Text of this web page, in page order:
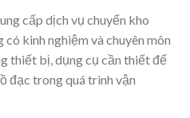
cấp dịch vụ chuyển kho
kinh nghiệm và chuyên môn
thiết bị, dụng cụ cần thiết để
đạc trong quá trình vận